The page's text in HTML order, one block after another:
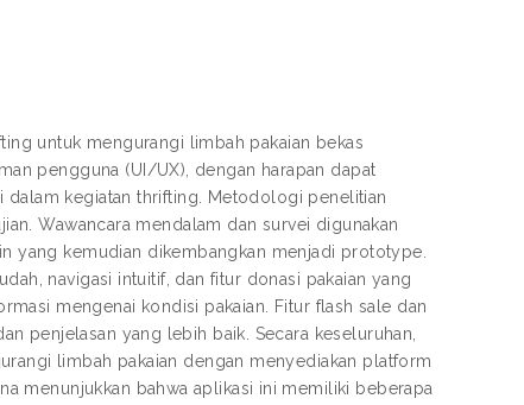
untuk mengurangi limbah pakaian bekas
pengguna (UI/UX), dengan harapan dapat
kegiatan thrifting. Metodologi penelitian
Wawancara mendalam dan survei digunakan
yang kemudian dikembangkan menjadi prototype.
navigasi intuitif, dan fitur donasi pakaian yang
mengenai kondisi pakaian. Fitur flash sale dan
penjelasan yang lebih baik. Secara keseluruhan,
limbah pakaian dengan menyediakan platform
menunjukkan bahwa aplikasi ini memiliki beberapa